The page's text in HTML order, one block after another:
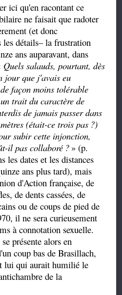
ici qu'en racontant ce
ne faisait que radoter
(et donc
les détails–la frustration
ans auparavant, dans
Quels salauds, pourtant, dès
jour que j'avais eu
façon moins tolérable
trait du caractère de
de jamais passer dans
(était-ce trois pas ?)
subir cette injonction,
il pas collaboré ? » (p.
les dates et les distances
ans plus tard), mais
d'Action française, de
de dents cassées, de
ou de coups de pied de
il ne sera curieusement
à connotation sexuelle.
présente alors en
coup bas de Brasillach,
lui qui aurait humilié le
de la